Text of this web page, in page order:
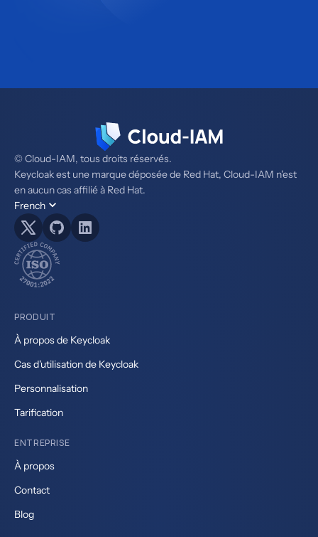
© Cloud-IAM, tous droits réservés.
Keycloak est une marque déposée de Red Hat, Cloud-IAM n'est
en aucun cas affilié à Red Hat.
French
PRODUIT
À propos de Keycloak
Cas d'utilisation de Keycloak
Personnalisation
Tarification
ENTREPRISE
À propos
Contact
Blog